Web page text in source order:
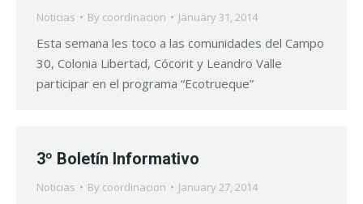
Noticias By coordinacion January 31, 2014
Esta semana les toco a las comunidades del Campo
30, Colonia Libertad, Cócorit y Leandro Valle
participar en el programa “Ecotrueque”
3º Boletín Informativo
Noticias By coordinacion January 27, 2014